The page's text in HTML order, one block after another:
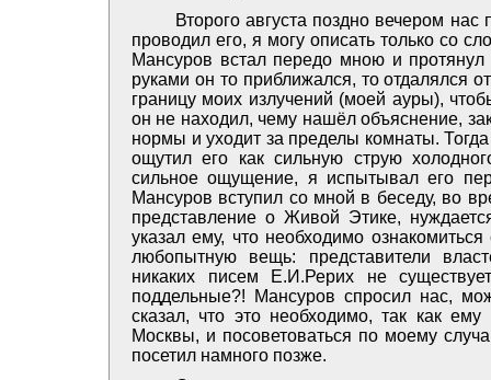
Второго августа поздно вечером
проводил его, я могу описать только со
Мансуров встал передо мною и
руками он то приближался, то отдалялся
границу моих излучений (моей ауры),
он не находил, чему нашёл объяснение,
нормы и уходит за пределы комнаты.
ощутил его как сильную струю
сильное ощущение, я испытывал его
Мансуров вступил со мной в беседу, во
представление о Живой Этике,
указал ему, что необходимо
любопытную вещь: представители
никаких писем Е.И.Рерих не
поддельные?! Мансуров спросил нас,
сказал, что это необходимо, так как
Москвы, и посоветоваться по моему
посетил намного позже.